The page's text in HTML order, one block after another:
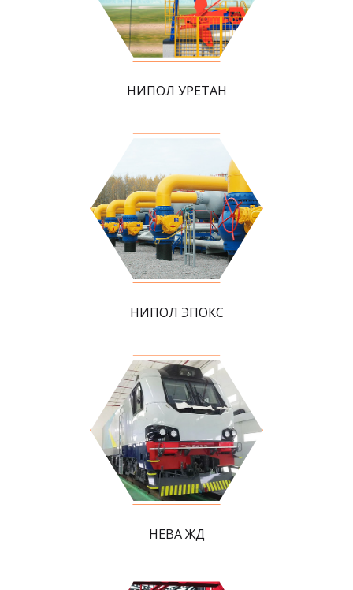
НИПОЛ УРЕТАН
НИПОЛ ЭПОКС
НЕВА ЖД